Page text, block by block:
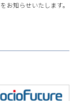
お知らせいたします。